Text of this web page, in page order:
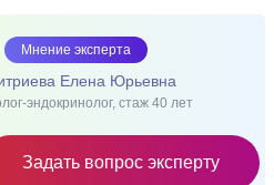
Мнение эксперта
Елена Юрьевна
эндокринолог, стаж 40 лет
Задать вопрос эксперту